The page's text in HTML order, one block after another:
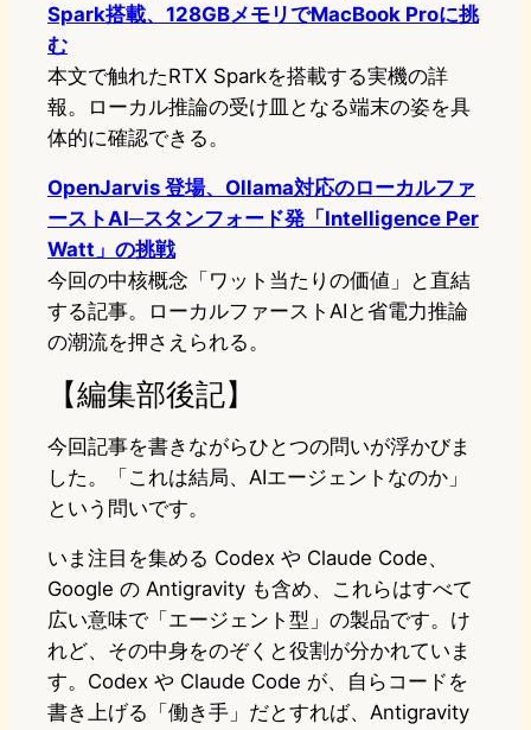
Spark搭載、128GBメモリでMacBook Proに挑
む
本文で触れたRTX Sparkを搭載する実機の詳
報。ローカル推論の受け皿となる端末の姿を具
体的に確認できる。
OpenJarvis 登場、Ollama対応のローカルファ
ーストAI─スタンフォード発「Intelligence Per
Watt」の挑戦
今回の中核概念「ワット当たりの価値」と直結
する記事。ローカルファーストAIと省電力推論
の潮流を押さえられる。
【編集部後記】
今回記事を書きながらひとつの問いが浮かびま
した。「これは結局、AIエージェントなのか」
という問いです。
いま注目を集める Codex や Claude Code、
Google の Antigravity も含め、これらはすべて
広い意味で「エージェント型」の製品です。け
れど、その中身をのぞくと役割が分かれていま
す。Codex や Claude Code が、自らコードを
書き上げる「働き手」だとすれば、Antigravity